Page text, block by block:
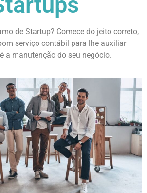
de Startup? Comece do jeito correto,
serviço contábil para lhe auxiliar
a manutenção do seu negócio.